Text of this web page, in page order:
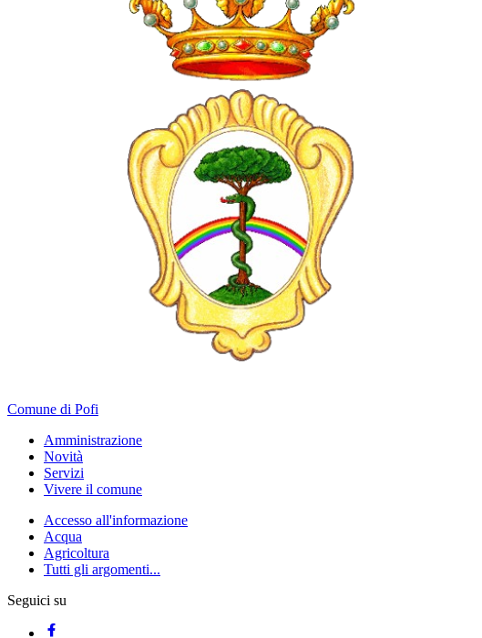
Comune di Pofi
Amministrazione
Novità
Servizi
Vivere il comune
Accesso all'informazione
Acqua
Agricoltura
Tutti gli argomenti...
Seguici su